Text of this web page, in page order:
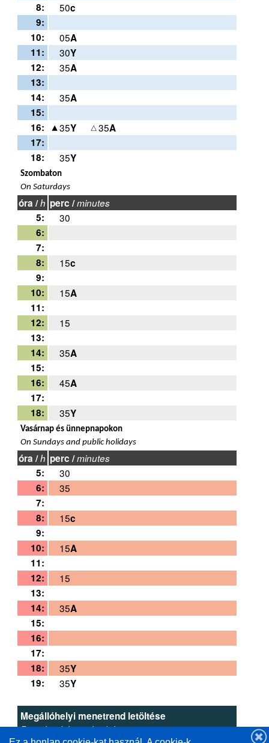
8:
50c
9:
10:
05A
11:
30Y
12:
35A
13:
14:
35A
15:
16:
35Y 35A
17:
18:
35Y
Szombaton
On Saturdays
óra /h perc /minutes
5:
30
6:
7:
8:
15c
9:
10:
15A
11:
12:
15
13:
14:
35A
15:
16:
45A
17:
18:
35Y
Vasárnap és ünnepnapokon
On Sundays and public holidays
óra /h perc /minutes
5:
30
6:
35
7:
8:
15c
9:
10:
15A
11:
12:
15
13:
14:
35A
15:
16:
17:
18:
35Y
19:
35Y
Megállóhelyi menetrend letöltése
Download this schedule